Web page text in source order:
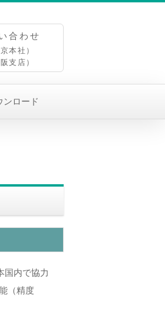
合わせ
本社）
支店）
ンロード
国内で協力
（精度